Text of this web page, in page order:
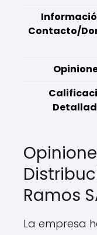
Contacto/
Ramos
La empresa